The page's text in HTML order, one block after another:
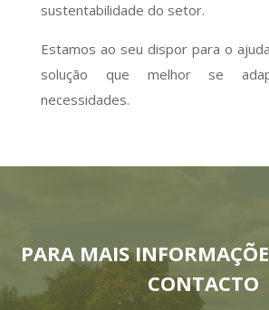
sustentabilidade do setor.
Estamos ao seu dispor para o
solução que melhor se
necessidades.
PARA MAIS
CONTACTO